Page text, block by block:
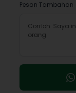
Pesan Tambahan